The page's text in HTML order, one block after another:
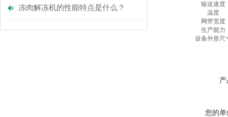
冻肉解冻机的性能特点是什么？
输送速度
温度
网带宽度
生产能力
设备外形尺
您的单